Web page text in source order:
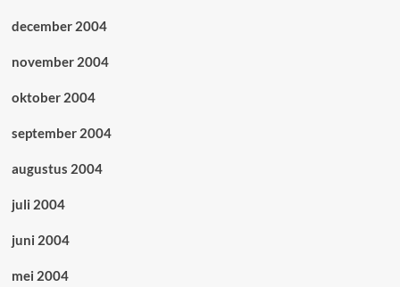
december 2004
november 2004
oktober 2004
september 2004
augustus 2004
juli 2004
juni 2004
mei 2004